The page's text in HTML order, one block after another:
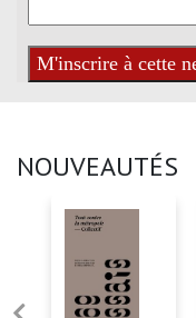
NOUVEAUTÉS